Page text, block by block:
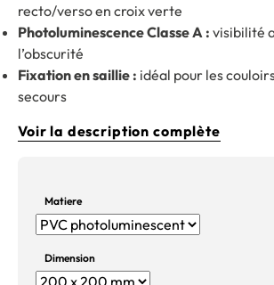
recto/verso en croix verte
Photoluminescence Classe A : visibilité
l’obscurité
Fixation en saillie : idéal pour les
secours
Voir la description complète
Matiere
Dimension